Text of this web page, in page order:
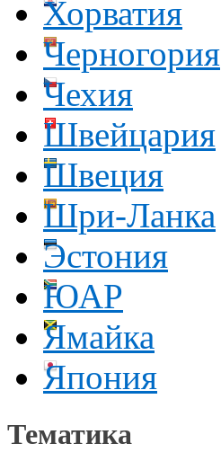
Хорватия
Черногория
Чехия
Швейцария
Швеция
Шри-Ланка
Эстония
ЮАР
Ямайка
Япония
Тематика